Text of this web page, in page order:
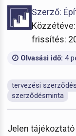
Szerző:
frissítés:
Olvasási idő: 4
tervezési szerződés
szerződésminta
Jelen